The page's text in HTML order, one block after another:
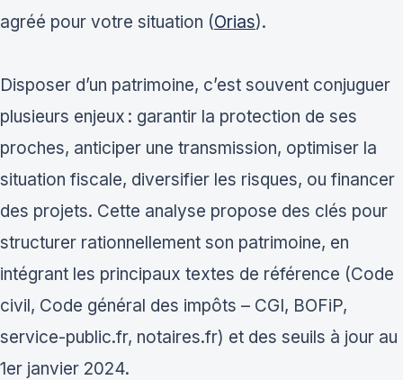
agréé pour votre situation (Orias).
Disposer d’un patrimoine, c’est souvent conjuguer
plusieurs enjeux : garantir la protection de ses
proches, anticiper une transmission, optimiser la
situation fiscale, diversifier les risques, ou financer
des projets. Cette analyse propose des clés pour
structurer rationnellement son patrimoine, en
intégrant les principaux textes de référence (Code
civil, Code général des impôts – CGI, BOFiP,
service-public.fr, notaires.fr) et des seuils à jour au
1er janvier 2024.